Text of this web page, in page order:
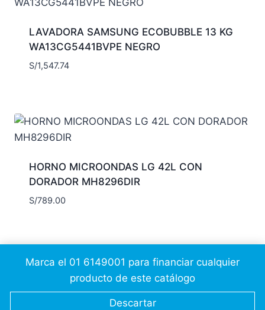
Marca el 01 6149001 para financiar cualquier
producto de este catálogo
Descartar
LAVADORA SAMSUNG ECOBUBBLE 13 KG
WA13CG5441BVPE NEGRO
S/1,547.74
HORNO MICROONDAS LG 42L CON
DORADOR MH8296DIR
S/789.00
© 2026 Cálidda CSCJesusAP